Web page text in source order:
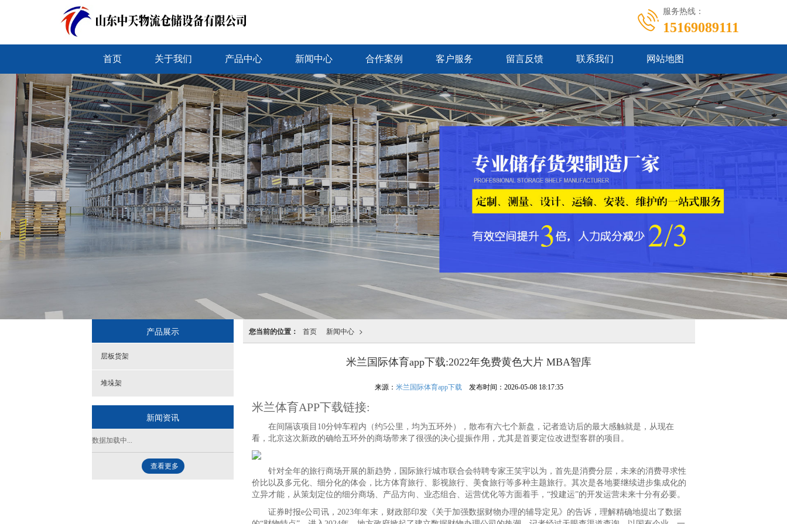
服务热线：
15169089111
首页 关于我们 产品中心 新闻中心 合作案例 客户服务 留言反馈 联系我们 网站地图
您当前的位置： 首页 >
新闻中心
米兰国际体育app下载:2022年免费黄色大片 MBA智库
来源： 米兰国际体育app下载发布时间：2026-05-08 18:17:35
米兰体育APP下载链接:
在间隔该项目10分钟车程内（约5公里，均为五环外），散布有六七个新盘，记者造访后的最大感触就是，从现在
看，北京这次新政的确给五环外的商场带来了很强的决心提振作用，尤其是首要定位改进型客群的项目。
针对全年的旅行商场开展的新趋势，国际旅行城市联合会特聘专家王笑宇以为，首先是消费分层，未来的消费寻求性
价比以及多元化、细分化的体会，比方体育旅行、影视旅行、美食旅行等多种主题旅行。其次是各地要继续进步集成化的
立异才能，从策划定位的细分商场、产品方向、业态组合、运营优化等方面着手，“投建运”的开发运营未来十分有必要。
证券时报e公司讯，2023年年末，财政部印发《关于加强数据财物办理的辅导定见》的告诉，理解精确地提出了数据
产品展示
层板货架
堆垛架
新闻资讯
数据加载中...
查看更多